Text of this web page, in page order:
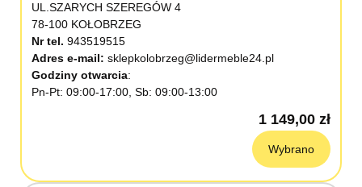
UL.SZARYCH SZEREGÓW 4
78-100 KOŁOBRZEG
Nr tel. 943519515
Adres e-mail: sklepkolobrzeg@lidermeble24.pl
Godziny otwarcia
Pn-Pt: 09:00-17:00, Sb: 09:00-13:00
1 149,00 zł
Wybrano